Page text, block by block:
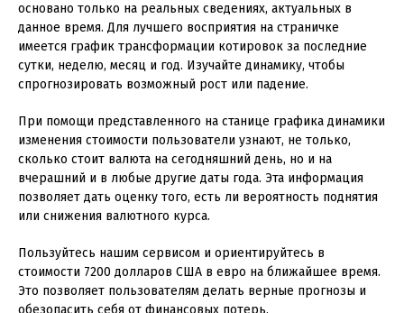
основано только на реальных сведениях, актуальных в
данное время. Для лучшего восприятия на страничке
имеется график трансформации котировок за последние
сутки, неделю, месяц и год. Изучайте динамику, чтобы
спрогнозировать возможный рост или падение.
При помощи представленного на станице графика динамики
изменения стоимости пользователи узнают, не только,
сколько стоит валюта на сегодняшний день, но и на
вчерашний и в любые другие даты года. Эта информация
позволяет дать оценку того, есть ли вероятность поднятия
или снижения валютного курса.
Пользуйтесь нашим сервисом и ориентируйтесь в
стоимости 7200 долларов США в евро на ближайшее время.
Это позволяет пользователям делать верные прогнозы и
обезопасить себя от финансовых потерь.